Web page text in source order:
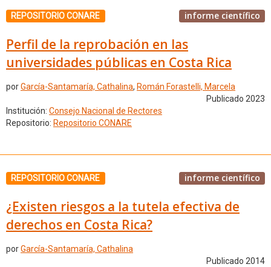
REPOSITORIO CONARE informe científico
Perfil de la reprobación en las
universidades públicas en Costa Rica
porGarcía-Santamaría, Cathalina, Román Forastelli, Marcela
Publicado 2023
Institución: Consejo Nacional de Rectores
Repositorio: Repositorio CONARE
REPOSITORIO CONARE informe científico
¿Existen riesgos a la tutela efectiva de
derechos en Costa Rica?
porGarcía-Santamaría, Cathalina
Publicado 2014